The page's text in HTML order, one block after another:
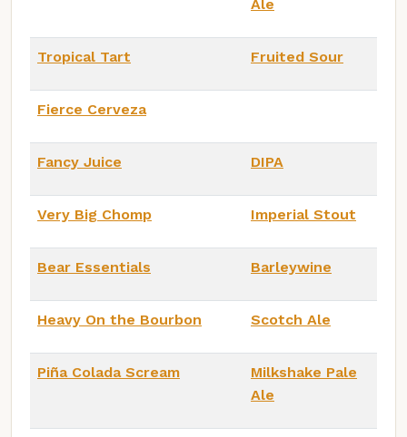
Ale
Tropical Tart Fruited Sour
Fierce Cerveza
Fancy Juice DIPA
Very Big Chomp Imperial Stout
Bear Essentials Barleywine
Heavy On the Bourbon Scotch Ale
Piña Colada Scream
Milkshake Pale
Ale